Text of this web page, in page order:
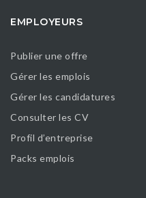
EMPLOYEURS
Publier une offre
Gérer les emplois
Gérer les candidatures
Consulter les CV
Profil d’entreprise
Packs emplois